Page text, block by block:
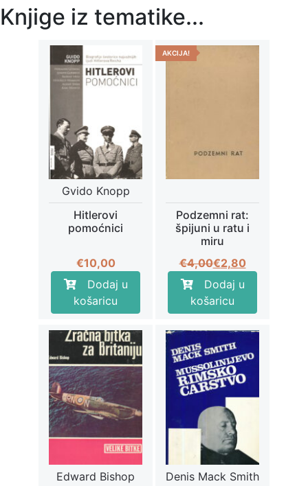
Knjige iz tematike...
Gvido Knopp
Hitlerovi
pomoćnici
€10,00
Dodaj u
košaricu
AKCIJA!
Podzemni rat:
špijuni u ratu i
miru
€4,00Izvorna
cijena
bila
je:
€4,00.
€2,80
Trenutna
cijena
je:
€2,80.
Dodaj u
košaricu
Edward Bishop Denis Mack Smith